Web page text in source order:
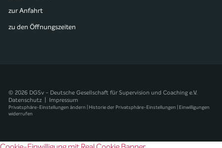
zur Anfahrt
zu den Öffnungszeiten
© 2026 DGSv - Deutsche Gesellschaft für Supervision und Coaching e.V.
Datenschutz
Impressum
Privatsphäre-Einstellungen ändern Historie der Privatsphäre-Einstellungen
Einwilligungen
widerrufen